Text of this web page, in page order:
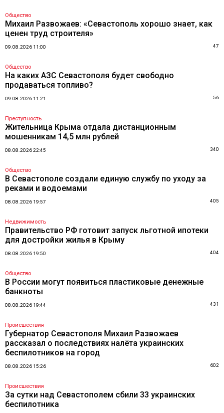
Общество
Михаил Развожаев: «Севастополь хорошо знает, как
ценен труд строителя»
09.08.2026 11:00 47
Общество
На каких АЗС Севастополя будет свободно
продаваться топливо?
09.08.2026 11:21 56
Преступность
Жительница Крыма отдала дистанционным
мошенникам 14,5 млн рублей
08.08.2026 22:45 340
Общество
В Севастополе создали единую службу по уходу за
реками и водоемами
08.08.2026 19:57 405
Недвижимость
Правительство РФ готовит запуск льготной ипотеки
для достройки жилья в Крыму
08.08.2026 19:50 404
Общество
В России могут появиться пластиковые денежные
банкноты
08.08.2026 19:44 431
Происшествия
Губернатор Севастополя Михаил Развожаев
рассказал о последствиях налёта украинских
беспилотников на город
08.08.2026 15:26 602
Происшествия
За сутки над Севастополем сбили 33 украинских
беспилотника